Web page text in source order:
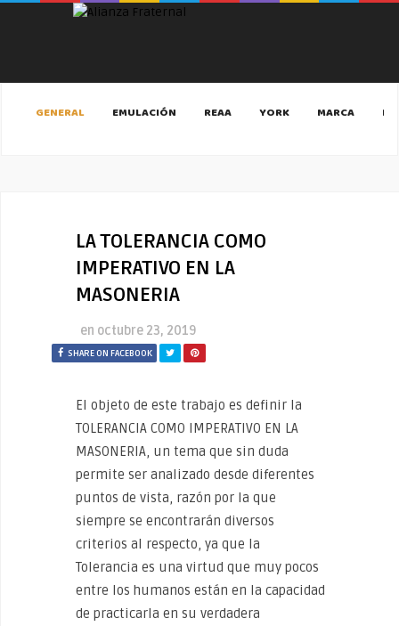
GENERAL EMULACIÓN REAA YORK MARCA
LA TOLERANCIA COMO
IMPERATIVO EN LA
MASONERIA
en octubre 23, 2019
SHARE ON FACEBOOK
El objeto de este trabajo es definir la
TOLERANCIA COMO IMPERATIVO EN LA
MASONERIA, un tema que sin duda
permite ser analizado desde diferentes
puntos de vista, razón por la que
siempre se encontrarán diversos
criterios al respecto, ya que la
Tolerancia es una virtud que muy pocos
entre los humanos están en la capacidad
de practicarla en su verdadera